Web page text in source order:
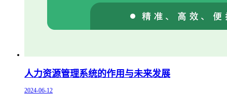
人力资源管理系统的作用与未来发展
2024-06-12